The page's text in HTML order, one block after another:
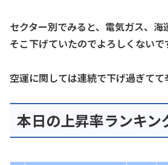
セクター別でみると、電気ガス、海
そこ下げていたのでよろしくないで
空運に関しては連続で下げ過ぎてて
本日の上昇率ランキン